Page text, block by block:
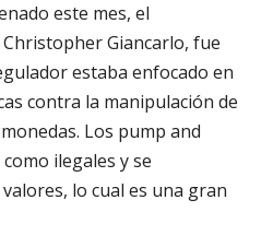
este mes, el
Christopher Giancarlo, fue
estaba enfocado en
contra la manipulación de
Los pump and
ilegales y se
lo cual es una gran